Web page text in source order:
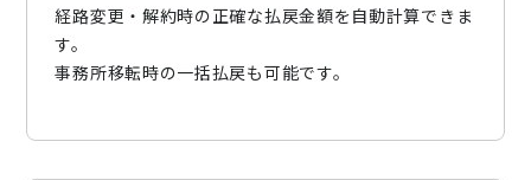
経路変更・解約時の正確な払戻金額を自動計算できま
す。​
事務所移転時の一括払戻も可能です。​